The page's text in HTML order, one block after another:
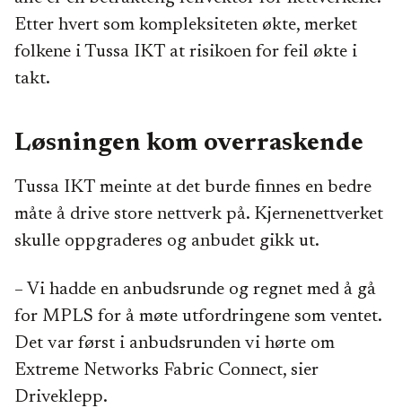
Les mer om Fabric Connect »
Etter hvert som kompleksiteten økte, merket
folkene i Tussa IKT at risikoen for feil økte i
takt.
Løsningen kom overraskende
Tussa IKT meinte at det burde finnes en bedre
måte å drive store nettverk på. Kjernenettverket
skulle oppgraderes og anbudet gikk ut.
– Vi hadde en anbudsrunde og regnet med å gå
for MPLS for å møte utfordringene som ventet.
Det var først i anbudsrunden vi hørte om
Extreme Networks Fabric Connect, sier
Driveklepp.